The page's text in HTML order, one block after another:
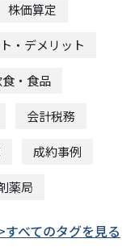
株価算定
・デメリット
・食品
会計税務
成約事例
薬局
すべてのタグを見る